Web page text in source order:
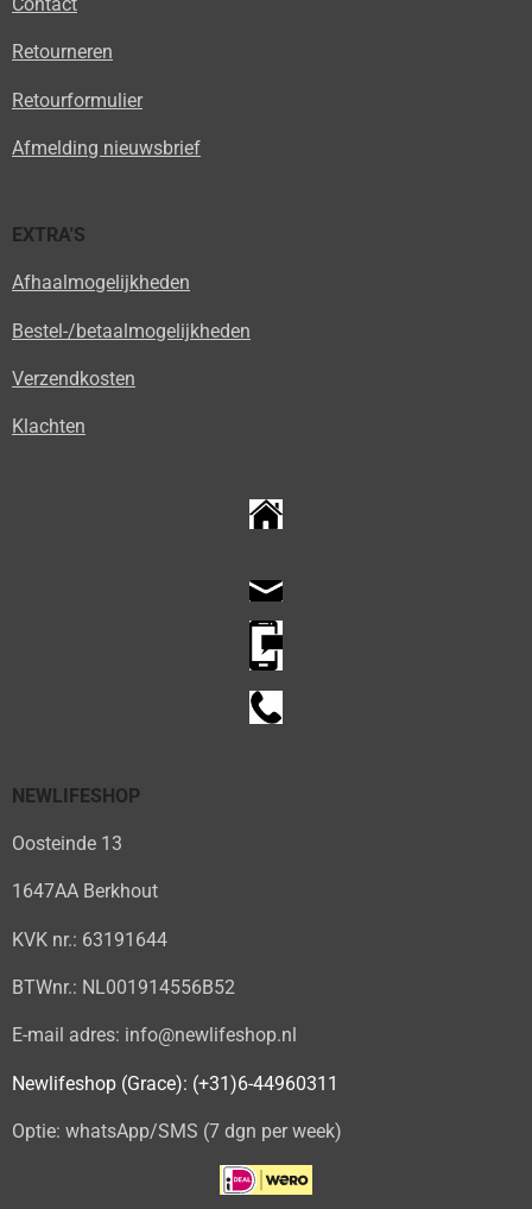
Retourneren
Retourformulier
Afmelding nieuwsbrief
EXTRA'S
Afhaalmogelijkheden
Bestel-/betaalmogelijkheden
Verzendkosten
Klachten
NEWLIFESHOP
Oosteinde 13
1647AA Berkhout
KVK nr.: 63191644
BTWnr.: NL001914556B52
E-mail adres: info@newlifeshop.nl
Newlifeshop (Grace): (+31)6-44960311
Optie: whatsApp/SMS (7 dgn per week)